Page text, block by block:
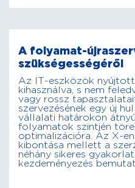
A folyamat-
szükségességéről
Az IT-eszközök
kihasználva, s nem
vagy rossz
szervezésének egy új
vállalati határokon
folyamatok szintjén
optimalizációra. Az X-
kibontása mellett a
néhány sikeres
kezdeményezés